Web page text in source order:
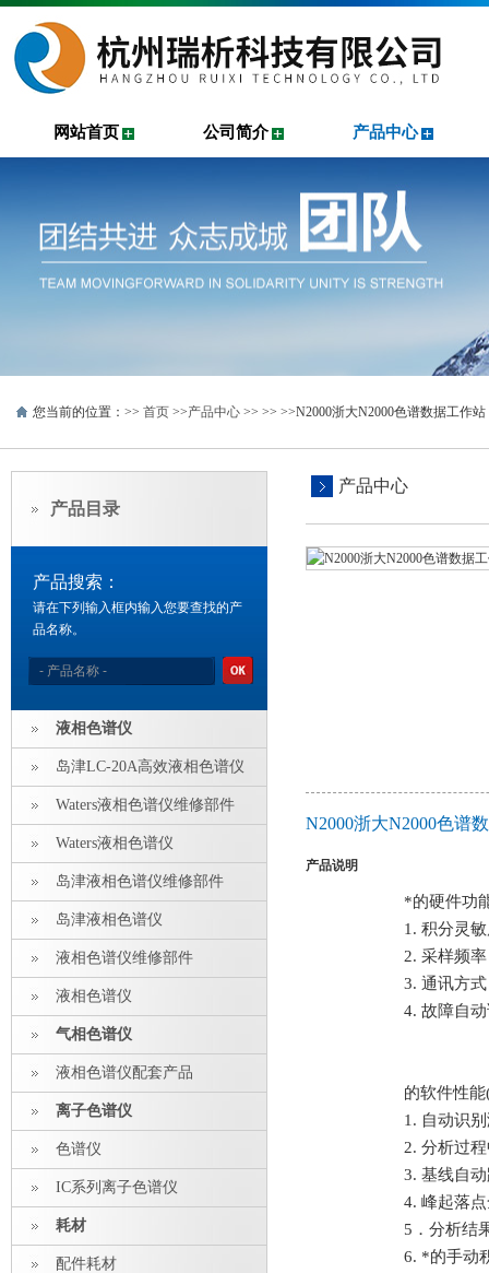
网站首页 公司简介 产品中心
您当前的位置：>> 首页 >>产品中心 >> >> >>N2000浙大N2000色谱数据工作站
产品目录
产品搜索：
请在下列输入框内输入您要查找的产
品名称。
液相色谱仪
岛津LC-20A高效液相色谱仪
Waters液相色谱仪维修部件
Waters液相色谱仪
岛津液相色谱仪维修部件
岛津液相色谱仪
液相色谱仪维修部件
液相色谱仪
气相色谱仪
液相色谱仪配套产品
离子色谱仪
色谱仪
IC系列离子色谱仪
耗材
配件耗材
产品中心
N2000浙大N2000色谱
产品说明
*的硬件功
1. 积分灵
2. 采样频
3. 通讯方
4. 故障自
的软件性能
1. 自动识
2. 分析过
3. 基线自
4. 峰起落
5．分析结
6. *的手动